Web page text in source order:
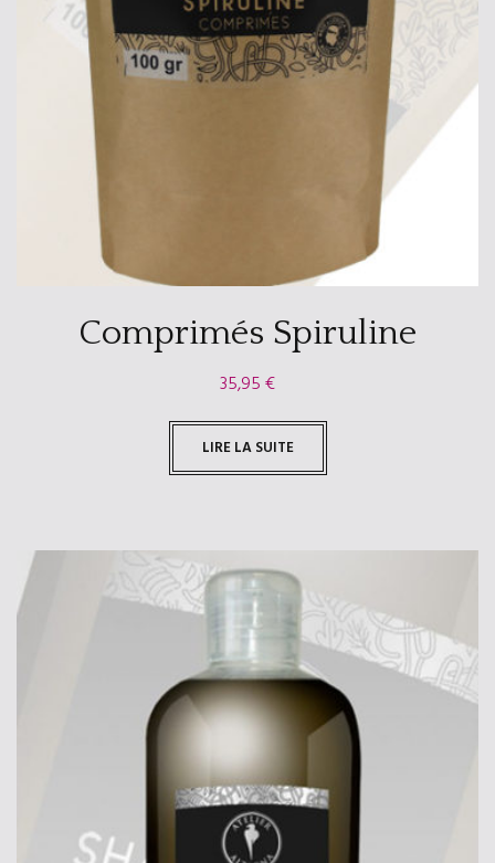
Comprimés Spiruline
35,95€
LIRE LA SUITE